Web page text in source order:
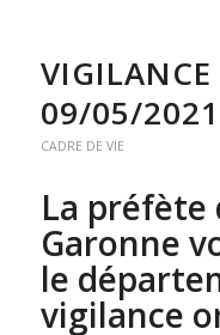
VIGILANCE
09/05/2021
CADRE DE VIE
La préfète
Garonne
le
vigilance